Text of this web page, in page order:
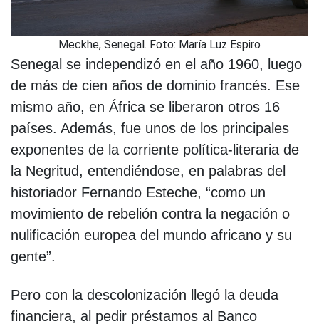
Meckhe, Senegal. Foto: María Luz Espiro
Senegal se independizó en el año 1960, luego
de más de cien años de dominio francés. Ese
mismo año, en África se liberaron otros 16
países. Además, fue unos de los principales
exponentes de la corriente política-literaria de
la Negritud, entendiéndose, en palabras del
historiador Fernando Esteche, “como un
movimiento de rebelión contra la negación o
nulificación europea del mundo africano y su
gente”.
Pero con la descolonización llegó la deuda
financiera, al pedir préstamos al Banco